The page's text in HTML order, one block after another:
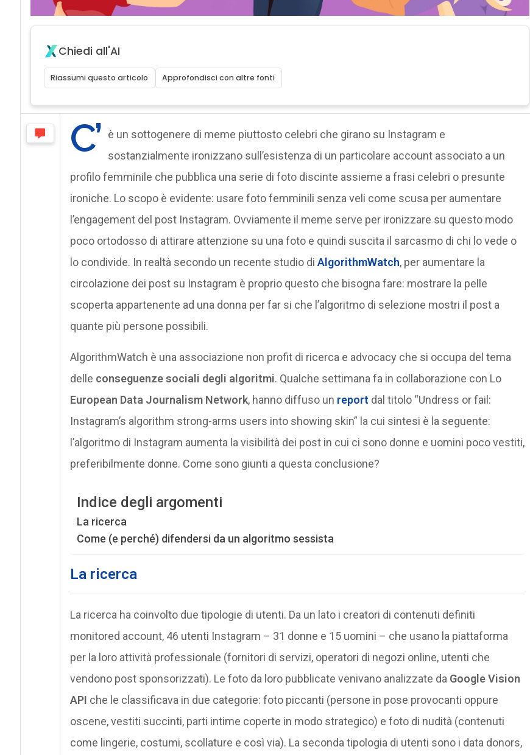
Chiedi all'AI
Riassumi questo articolo Approfondisci con altre fonti
C’ è un sottogenere di meme piuttosto celebri che girano su Instagram e
sostanzialmente ironizzano sull’esistenza di un particolare account associato a un
profilo femminile che pubblica una serie di foto discinte assieme a frasi celebri o presunte
ironiche. Lo scopo è evidente: usare foto femminili senza veli come scusa per aumentare
l’engagement del post Instagram. Ovviamente il meme serve per ironizzare su questo modo
poco ortodosso di attirare attenzione su una foto e quindi suscita il sarcasmo di chi lo vede o
lo condivide. In realtà secondo un recente studio di AlgorithmWatch, per aumentare la
circolazione dei post su Instagram è proprio questo che bisogna fare: mostrare la pelle
scoperta appartenente ad una donna per far si che l’algoritmo di selezione mostri il post a
quante più persone possibili.
AlgorithmWatch è una associazione non profit di ricerca e advocacy che si occupa del tema
delle conseguenze sociali degli algoritmi. Qualche settimana fa in collaborazione con Lo
European Data Journalism Network, hanno diffuso un report dal titolo “Undress or fail:
Instagram’s algorithm strong-arms users into showing skin” la cui sintesi è la seguente:
l’algoritmo di Instagram aumenta la visibilità dei post in cui ci sono donne e uomini poco vestiti,
preferibilmente donne. Come sono giunti a questa conclusione?
Indice degli argomenti
La ricerca
Come (e perché) difendersi da un algoritmo sessista
La ricerca
La ricerca ha coinvolto due tipologie di utenti. Da un lato i creatori di contenuti definiti
monitored account, 46 utenti Instagram – 31 donne e 15 uomini – che usano la piattaforma
per la loro attività professionale (fornitori di servizi, operatori di negozi online, utenti che
vendono post sponsorizzati). Le foto da loro pubblicate venivano analizzate da Google Vision
API che le classificava in due categorie: foto piccanti (persone in pose provocanti oppure
oscene, vestiti succinti, parti intime coperte in modo strategico) e foto di nudità (contenuti
come lingerie, costumi, scollature e così via). La seconda tipologia di utenti sono i data donors,